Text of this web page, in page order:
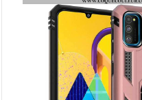
HOUSSE SAMSUNG GALAXY M21 FLEURS LUNAIRES À LANIÈRE